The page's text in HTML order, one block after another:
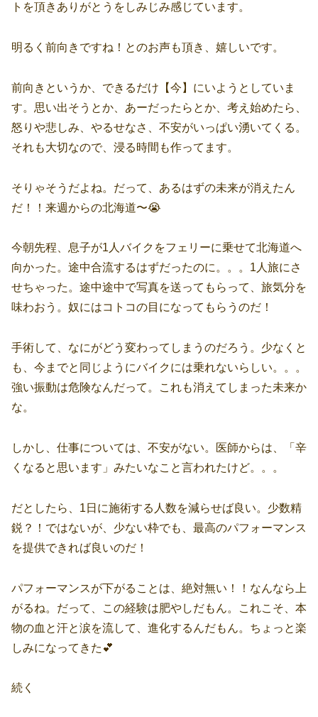
トを頂きありがとうをしみじみ感じています。
明るく前向きですね！とのお声も頂き、嬉しいです。
前向きというか、できるだけ【今】にいようとしていま
す。思い出そうとか、あーだったらとか、考え始めたら、
怒りや悲しみ、やるせなさ、不安がいっぱい湧いてくる。
それも大切なので、浸る時間も作ってます。
そりゃそうだよね。だって、あるはずの未来が消えたん
だ！！来週からの北海道〜😭
今朝先程、息子が1人バイクをフェリーに乗せて北海道へ
向かった。途中合流するはずだったのに。。。1人旅にさ
せちゃった。途中途中で写真を送ってもらって、旅気分を
味わおう。奴にはコトコの目になってもらうのだ！
手術して、なにがどう変わってしまうのだろう。少なくと
も、今までと同じようにバイクには乗れないらしい。。。
強い振動は危険なんだって。これも消えてしまった未来か
な。
しかし、仕事については、不安がない。医師からは、「辛
くなると思います」みたいなこと言われたけど。。。
だとしたら、1日に施術する人数を減らせば良い。少数精
鋭？！ではないが、少ない枠でも、最高のパフォーマンス
を提供できれば良いのだ！
パフォーマンスが下がることは、絶対無い！！なんなら上
がるね。だって、この経験は肥やしだもん。これこそ、本
物の血と汗と涙を流して、進化するんだもん。ちょっと楽
しみになってきた💕
続く